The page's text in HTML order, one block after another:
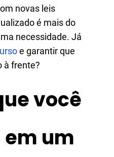
novas leis
é mais do
necessidade. Já
e garantir que
à frente?
você
um